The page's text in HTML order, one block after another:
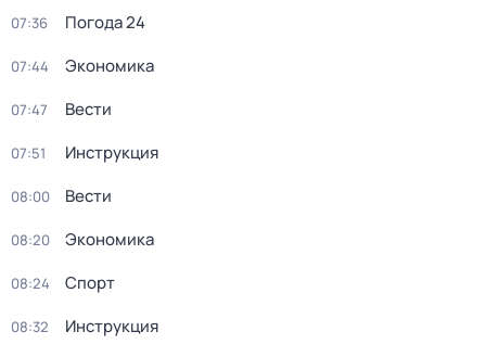
07:36 Погода 24
07:44 Экономика
07:47 Вести
07:51 Инструкция
08:00 Вести
08:20 Экономика
08:24 Спорт
08:32 Инструкция